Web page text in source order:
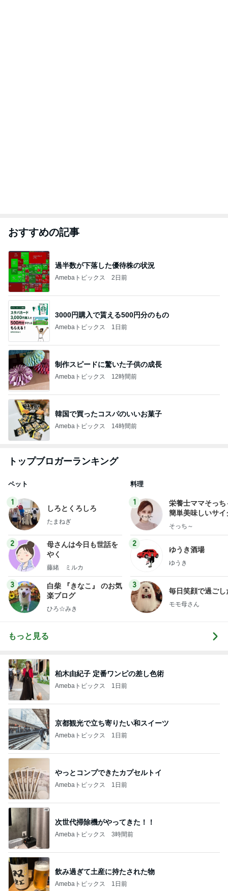
おすすめの記事
過半数が下落した優待株の状況
Amebaトピックス 2日前
3000円購入で貰える500円分のもの
Amebaトピックス 1日前
制作スピードに驚いた子供の成長
Amebaトピックス 12時間前
韓国で買ったコスパのいいお菓子
Amebaトピックス 14時間前
トップブロガーランキング
ペット
1
しろとくろしろ
たまねぎ
2
母さんは今日も世話を
やく
藤緒 ミルカ
3
白柴 『きなこ』 のお気
楽ブログ
ひろ☆みき
料理
1
栄養士ママそっち
簡単美味しいサイ
献立
そっち～
2
ゆうき酒場
ゆうき
3
毎日笑顔で過ごし
モモ母さん
もっと見る
柏木由紀子 定番ワンピの差し色術
Amebaトピックス 1日前
京都観光で立ち寄りたい和スイーツ
Amebaトピックス 1日前
やっとコンプできたカプセルトイ
Amebaトピックス 1日前
次世代掃除機がやってきた！！
Amebaトピックス 3時間前
飲み過ぎて土産に持たされた物
Amebaトピックス 1日前